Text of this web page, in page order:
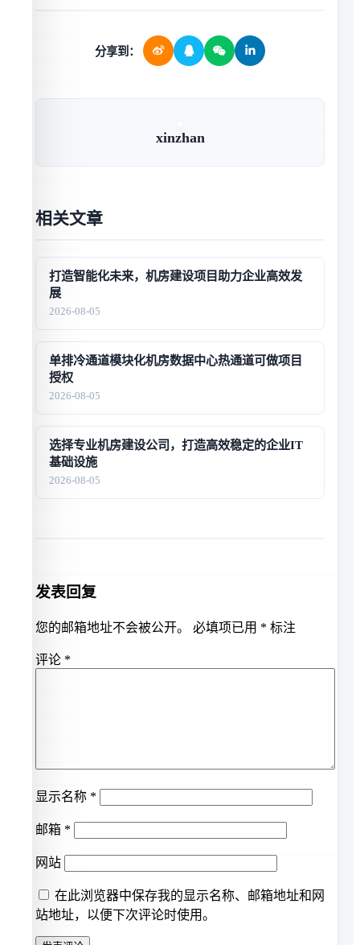
分享到：
xinzhan
相关文章
打造智能化未来，机房建设项目助力企业高效发
展
2026-08-05
单排冷通道模块化机房数据中心热通道可做项目
授权
2026-08-05
选择专业机房建设公司，打造高效稳定的企业IT
基础设施
2026-08-05
发表回复
您的邮箱地址不会被公开。 必填项已用 * 标注
评论 *
显示名称 *
邮箱 *
网站
在此浏览器中保存我的显示名称、邮箱地址和网
站地址，以便下次评论时使用。